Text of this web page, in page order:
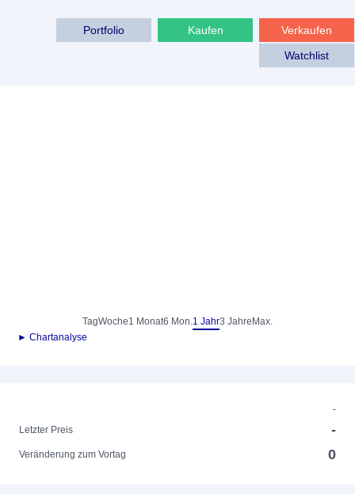
Verkaufen
Kaufen
Portfolio
Watchlist
TagWoche1 Monat6 Mon.1 Jahr3 Jahre Max.
► Chartanalyse
-
Letzter Preis
-
Veränderung zum Vortag 0